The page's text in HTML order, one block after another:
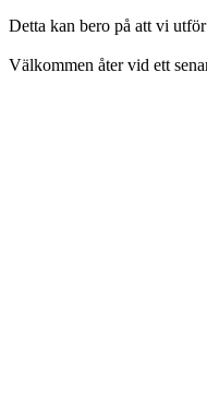
Detta kan bero på att vi
Välkommen åter vid ett